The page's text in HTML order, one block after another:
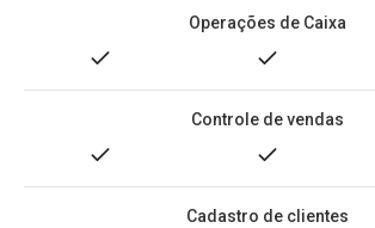
Operações de Caixa
Controle de vendas
Cadastro de clientes